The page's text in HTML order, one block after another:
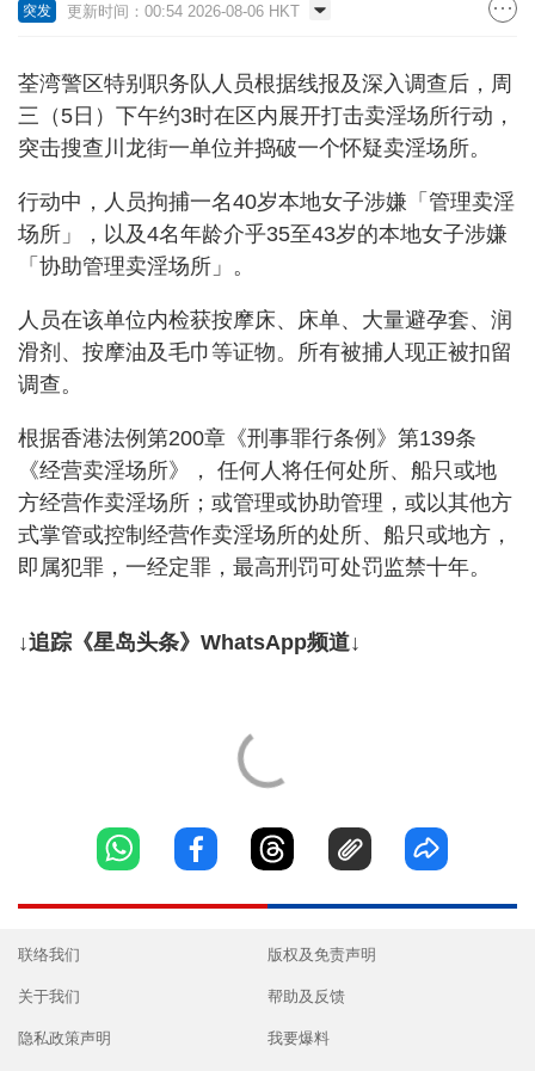
突发 更新时间：00:54 2026-08-06 HKT
荃湾警区特别职务队人员根据线报及深入调查后，周
三（5日）下午约3时在区内展开打击卖淫场所行动，
突击搜查川龙街一单位并捣破一个怀疑卖淫场所。
行动中，人员拘捕一名40岁本地女子涉嫌「管理卖淫
场所」，以及4名年龄介乎35至43岁的本地女子涉嫌
「协助管理卖淫场所」。
人员在该单位内检获按摩床、床单、大量避孕套、润
滑剂、按摩油及毛巾等证物。所有被捕人现正被扣留
调查。
根据香港法例第200章《刑事罪行条例》第139条
《经营卖淫场所》， 任何人将任何处所、船只或地
方经营作卖淫场所；或管理或协助管理，或以其他方
式掌管或控制经营作卖淫场所的处所、船只或地方，
即属犯罪，一经定罪，最高刑罚可处罚监禁十年。
↓追踪《星岛头条》WhatsApp频道↓
联络我们
关于我们
隐私政策声明
版权及免责声明
帮助及反馈
我要爆料